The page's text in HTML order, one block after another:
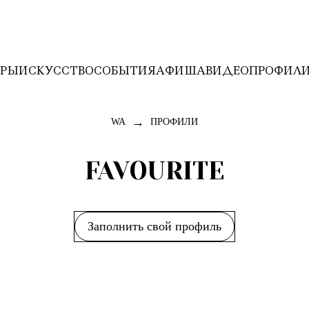
ИСКУССТВОСОБЫТИЯАФИШАВИДЕО
WA → ПРОФИЛИ
FAVOURITE
Заполнить свой профиль